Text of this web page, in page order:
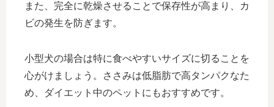
また、完全に乾燥させることで保存性が高まり、カ
ビの発生を防ぎます。
小型犬の場合は特に食べやすいサイズに切ることを
心がけましょう。ささみは低脂肪で高タンパクなた
め、ダイエット中のペットにもおすすめです。